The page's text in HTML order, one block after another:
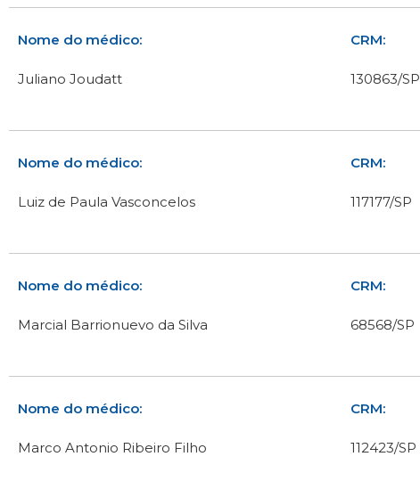
Nome do médico:
Juliano Joudatt
CRM:
130863/SP
Nome do médico:
Luiz de Paula Vasconcelos
CRM:
117177/SP
Nome do médico:
Marcial Barrionuevo da Silva
CRM:
68568/SP
Nome do médico:
Marco Antonio Ribeiro Filho
CRM:
112423/SP